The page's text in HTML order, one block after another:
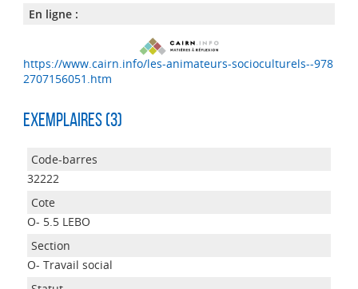
En ligne :
https://www.cairn.info/les-animateurs-socioculturels--978
2707156051.htm
Exemplaires (3)
32222
O- 5.5 LEBO
O- Travail social